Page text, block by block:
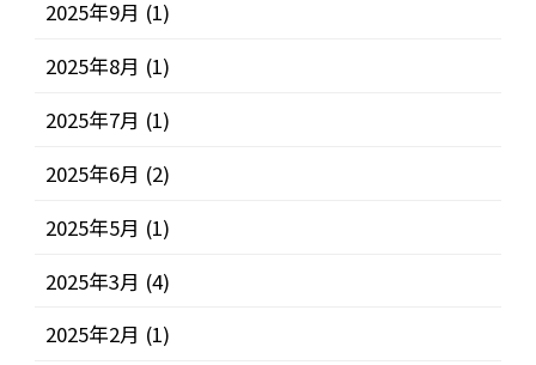
2025年9月 (1)
2025年8月 (1)
2025年7月 (1)
2025年6月 (2)
2025年5月 (1)
2025年3月 (4)
2025年2月 (1)